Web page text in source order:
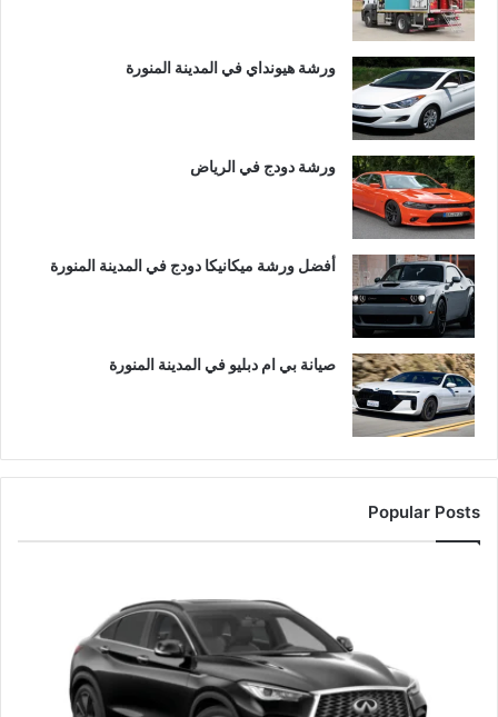
ورشة هيونداي في المدينة المنورة
ورشة دودج في الرياض
أفضل ورشة ميكانيكا دودج في المدينة المنورة
صيانة بي ام دبليو في المدينة المنورة
Popular Posts